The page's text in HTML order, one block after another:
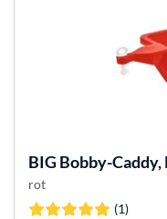
BIG Bobby-
rot
(1)